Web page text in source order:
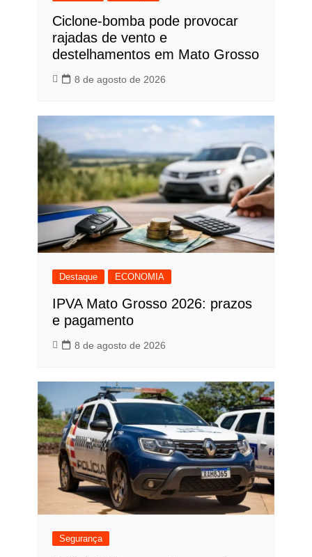
Ciclone-bomba pode provocar
rajadas de vento e
destelhamentos em Mato Grosso
8 de agosto de 2026
Destaque ECONOMIA
IPVA Mato Grosso 2026: prazos
e pagamento
8 de agosto de 2026
Segurança